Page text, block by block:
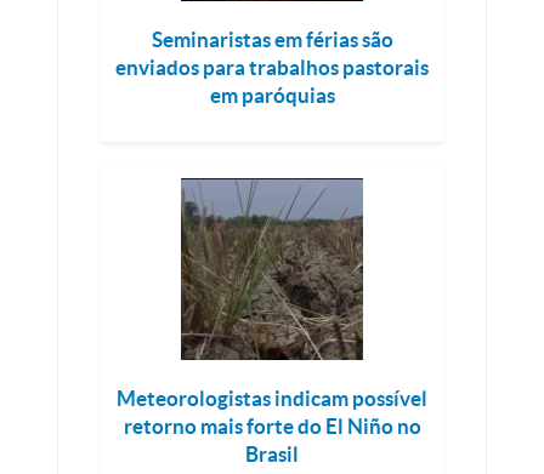
Seminaristas em férias são
enviados para trabalhos pastorais
em paróquias
Meteorologistas indicam possível
retorno mais forte do El Niño no
Brasil